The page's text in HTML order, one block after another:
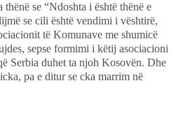
se “Ndoshta i është thënë e
se cili është vendimi i vështirë,
të Komunave me shumicë
sepse formimi i këtij asociacioni
Serbia duhet ta njoh Kosovën. Dhe
pa e ditur se cka marrim në